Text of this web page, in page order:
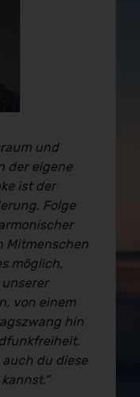
und
der eigene
ist der
Folge
Mitmenschen
möglich,
von einem
hin
du diese